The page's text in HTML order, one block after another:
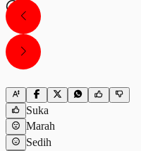
Suka
Marah
Sedih